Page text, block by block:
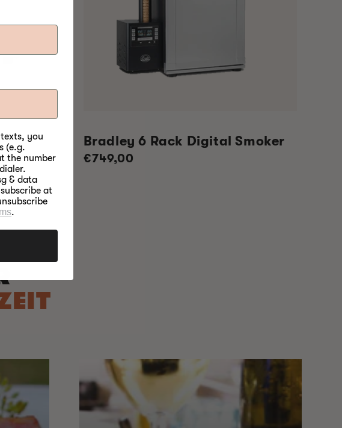
Bradley 6 Rack Digital Smoker
Normaler
€749,00
you
(e.g.
the number
& data
at
.